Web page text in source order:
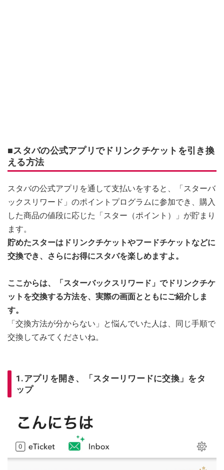
■スタバの公式アプリでドリンクチケットを引き換
える方法
スタバの公式アプリを通して支払いをすると、「スターバ
ックスリワード」のポイントプログラムに参加でき、購入
した商品の値段に応じた「スター（ポイント）」が貯まり
ます。
貯めたスターはドリンクチケットやフードチケットなどに
交換でき、さらにお得にスタバを楽しめますよ。
ここからは、「スターバックスリワード」でドリンクチケ
ットを交換する方法を、実際の画面とともにご紹介しま
す。
「交換方法が分からない」と悩んでいた人は、同じ手順で
交換してみてくださいね。
1.アプリを開き、「スターリワードに交換」をタ
ップ